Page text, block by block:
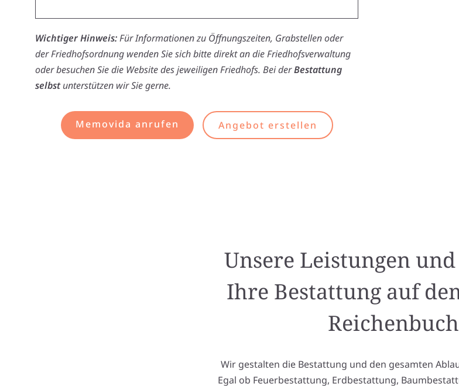
Wichtiger Hinweis:Für Informationen zu Öffnungszeiten, Grabstellen oder
der Friedhofsordnung wenden Sie sich bitte direkt an die Friedhofsverwaltung
oder besuchen Sie die Website des jeweiligen Friedhofs. Bei derBestattung
selbstunterstützen wir Sie gerne.
Memovida anrufen Angebot erstellen
Unsere Leistungen
Ihre Bestattung auf
Reichenbuch
Wir gestalten die Bestattung und den gesamten
Egal ob Feuerbestattung, Erdbestattung,